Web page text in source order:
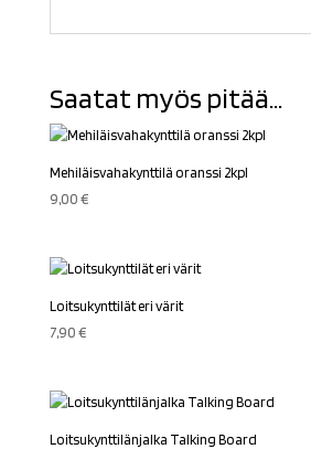
Saatat myös pitää...
Mehiläisvahakynttilä oranssi 2kpl
9,00€
Loitsukynttilät eri värit
7,90€
Loitsukynttilänjalka Talking Board